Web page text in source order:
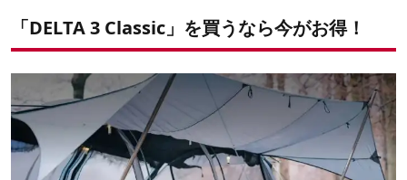
「DELTA 3 Classic」を買うなら今がお得！